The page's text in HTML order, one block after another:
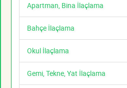
Apartman, Bina İlaçlama
Bahçe İlaçlama
Okul İlaçlama
Gemi, Tekne, Yat İlaçlama